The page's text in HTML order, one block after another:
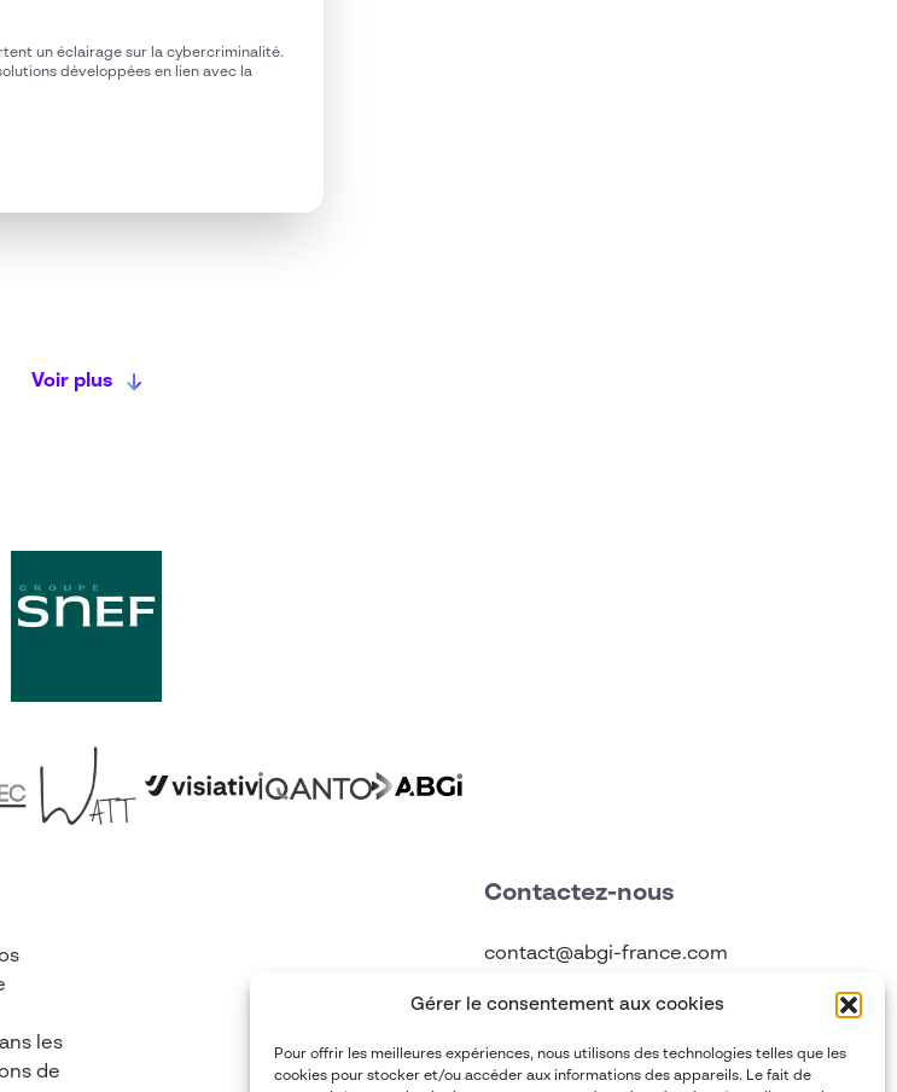
Gérer le consentement aux cookies
Pour offrir les meilleures expériences, nous utilisons des technologies telles que les
cookies pour stocker et/ou accéder aux informations des appareils. Le fait de
un éclairage sur la cybercriminalité.
développées en lien avec la
Voir plus
les
de
Contactez-nous
contact@abgi-france.com
+33 4 78 92 40 00